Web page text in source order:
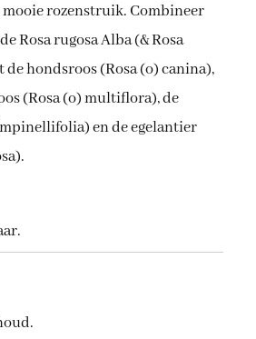
rozenstruik. Combineer
Rosa rugosa Alba (& Rosa
de hondsroos (Rosa (o) canina),
(Rosa (o) multiflora), de
en de egelantier